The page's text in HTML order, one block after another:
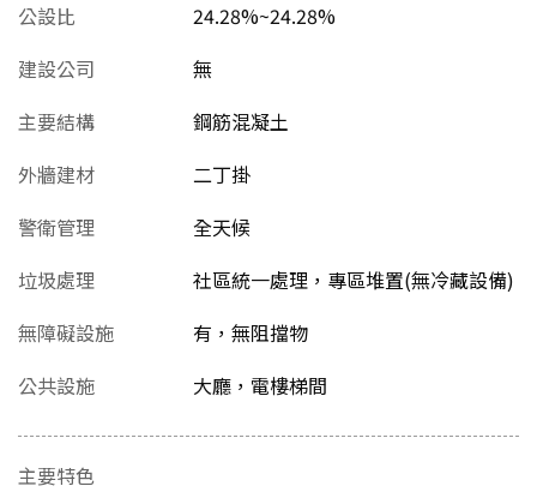
公設比
24.28%~24.28%
建設公司
無
主要結構
鋼筋混凝土
外牆建材
二丁掛
警衛管理
全天候
垃圾處理
社區統一處理，專區堆置(無冷藏設備)
無障礙設施
有，無阻擋物
公共設施
大廳，電樓梯間
主要特色